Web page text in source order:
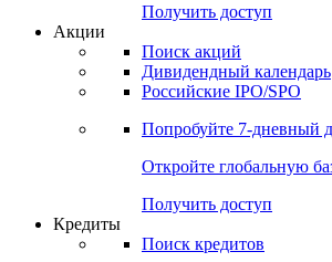
Получить доступ
Акции
Поиск акций
Дивидендный календарь
Российские IPO/SPO
Попробуйте 7-дневный
Откройте глобальную
Получить доступ
Кредиты
Поиск кредитов